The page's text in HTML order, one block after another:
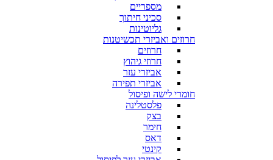
מספריים
סכיני חיתוך
גליוטינות
חרוזים ואביזרי תכשיטנות
חרוזים
חרוזי גיהוץ
אביזרי עזר
אביזרי תפירה
חומרי לישה ופיסול
פלסטלינה
בצק
חימר
דאס
קינטי